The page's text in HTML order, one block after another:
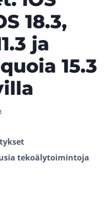
18.3,
ja
15.3
tekoälytoimintoja